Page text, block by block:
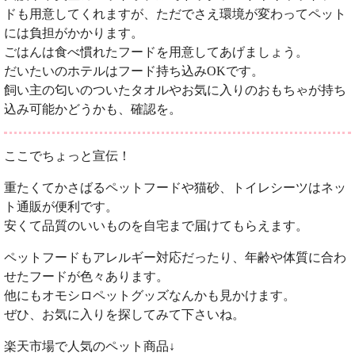
ドも用意してくれますが、ただでさえ環境が変わってペット
には負担がかかります。
ごはんは食べ慣れたフードを用意してあげましょう。
だいたいのホテルはフード持ち込みOKです。
飼い主の匂いのついたタオルやお気に入りのおもちゃが持ち
込み可能かどうかも、確認を。
ここでちょっと宣伝！
重たくてかさばるペットフードや猫砂、トイレシーツはネッ
ト通販が便利です。
安くて品質のいいものを自宅まで届けてもらえます。
ペットフードもアレルギー対応だったり、年齢や体質に合わ
せたフードが色々あります。
他にもオモシロペットグッズなんかも見かけます。
ぜひ、お気に入りを探してみて下さいね。
楽天市場で人気のペット商品↓